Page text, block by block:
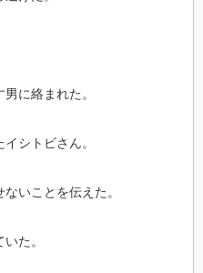
に絡まれた。
シトビさん。
いことを伝えた。
た。